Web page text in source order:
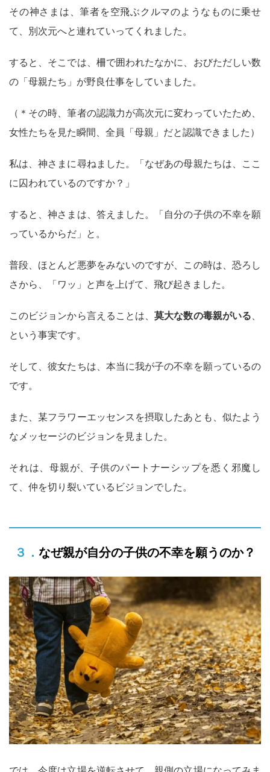
その神さまは、筆者を空飛ぶクルマのようなものに乗せ
て、別次元へと連れていってくれました。
すると、そこでは、柵で囲われたなかに、おびただしい数
の「母親たち」が野良仕事をしていました。
（＊その時、筆者の認識力が高次元に変わっていたため、
女性たちを見た瞬間、全員「母親」だと認識できました）
私は、神さまに尋ねました。「なぜあの母親たちは、ここ
に囚われているのですか？」
すると、神さまは、答えました。「自分の子供の不幸を願
っているからだ」と。
普段、ほとんど悪夢をみないのですが、この時は、恐ろし
さから、「ワッ」と声を上げて、飛び起きました。
このビジョンから言えることは、莫大な数の毒親がいる
という事実です。
そして、彼女たちは、本当に我が子の不幸を願っているの
です。
また、某フラワーエッセンスを摂取したあとも、似たよう
なメッセージのビジョンを見ました。
それは、母親が、子供のパートナーシップを悉く邪魔し
て、仲を切り裂いているビジョンでした。
３．なぜ親が自分の子供の不幸を願うのか？